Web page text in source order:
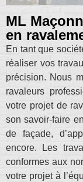
ML
en
En tant que
réaliser vos
précision. Nous
ravaleurs
votre projet de
son savoir-faire
de façade,
encore. Les
conformes aux
votre projet à